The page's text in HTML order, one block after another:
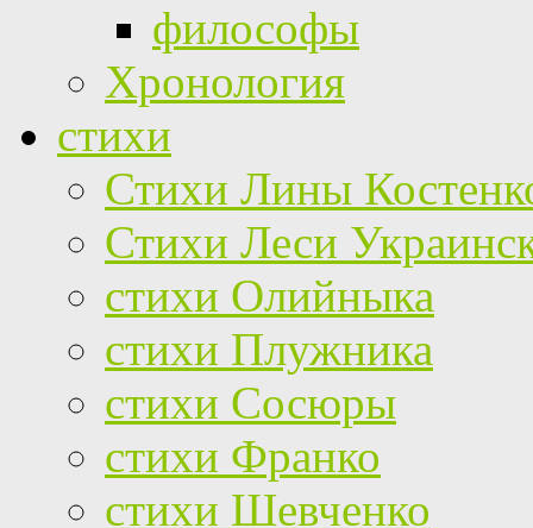
философы
Хронология
стихи
Стихи Лины
Стихи Леси
стихи Олийныка
стихи Плужника
стихи Сосюры
стихи Франко
стихи Шевченко